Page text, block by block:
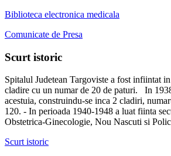
Biblioteca electronica medicala
Comunicate de Presa
Scurt istoric
Spitalul Judetean Targoviste a fost infiintat
cladire cu un numar de 20 de paturi. In
acestuia, construindu-se inca 2 cladiri,
120. - In perioada 1940-1948 a luat fiinta
Obstetrica-Ginecologie, Nou Nascuti si
Scurt istoric